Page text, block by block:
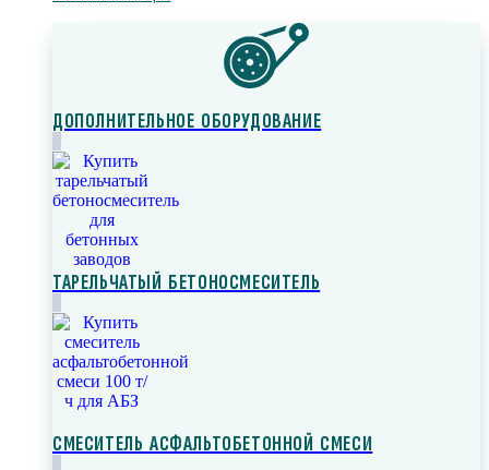
ДОПОЛНИТЕЛЬНОЕ ОБОРУДОВАНИЕ
ТАРЕЛЬЧАТЫЙ БЕТОНОСМЕСИТЕЛЬ
СМЕСИТЕЛЬ АСФАЛЬТОБЕТОННОЙ СМЕСИ